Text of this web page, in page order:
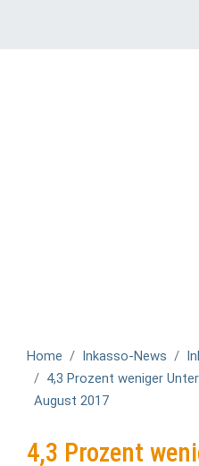
Home Inkasso-News
4,3 Prozent weniger
August 2017
4,3 Prozent